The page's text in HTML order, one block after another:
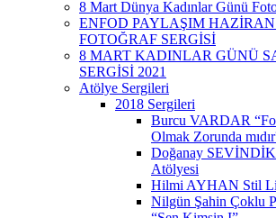
8 Mart Dünya Kadınlar Günü
ENFOD PAYLAŞIM
FOTOĞRAF SERGİSİ
8 MART KADINLAR GÜNÜ
SERGİSİ 2021
Atölye Sergileri
2018 Sergileri
Burcu VARDAR
Olmak Zorunda
Doğanay SEVİNDİK
Atölyesi
Hilmi AYHAN Stil
Nilgün Şahin Çoklu